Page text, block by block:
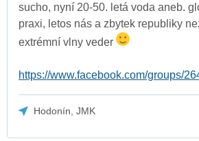
sucho, nyní 20-50. letá voda aneb.
praxi, letos nás a zbytek republiky
extrémní vlny veder
https://www.facebook.com/groups/
Hodonín, JMK